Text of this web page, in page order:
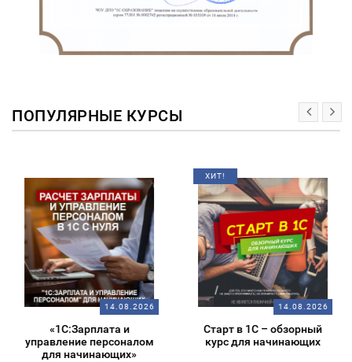
ПОПУЛЯРНЫЕ КУРСЫ
14.08.2026
«1С:Зарплата и
управление персоналом
для начинающих»
ХИТ!
14.08.2026
Старт в 1С – обзорный
курс для начинающих